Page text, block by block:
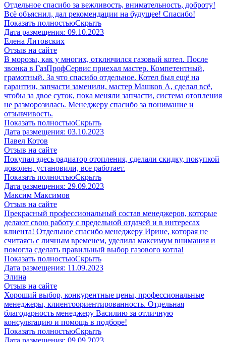
Отдельное спасибо за вежливость, внимательность, доброту!
Всё объяснил, дал рекомендации на будущее! Спасибо!
Показать полностьюСкрыть
Дата размещения: 09.10.2023
​Елена Литовских
Отзыв на сайте
В морозы, как у многих, отключился газовый котел. После
звонка в ГазПрофСервис приехал мастер. Компетентный,
грамотный. За что спасибо отдельное. Котел был ещё на
гарантии, запчасти заменили, мастер Машков А, сделал всё,
чтобы за двое суток, пока меняли запчасти, система отопления
не разморозилась. Менеджеру спасибо за понимание и
отзывчивость.
Показать полностьюСкрыть
Дата размещения: 03.10.2023
Павел Котов
Отзыв на сайте
Покупал здесь радиатор отопления, сделали скидку, покупкой
доволен, установили, все работает.
Показать полностьюСкрыть
Дата размещения: 29.09.2023
Максим Максимов
Отзыв на сайте
Прекрасный профессиональный состав менеджеров, которые
делают свою работу с предельной отдачей и в интересах
клиента! Отдельное спасибо менеджеру Ирине, которая не
считаясь с личным временем, уделила максимум внимания и
помогла сделать правильный выбор газового котла!
Показать полностьюСкрыть
Дата размещения: 11.09.2023
Элина
Отзыв на сайте
Хороший выбор, конкурентные цены, профессиональные
менеджеры, клиентоориентированность. Отдельная
благодарность менеджеру Василию за отличную
консультацию и помощь в подборе!
Показать полностьюСкрыть